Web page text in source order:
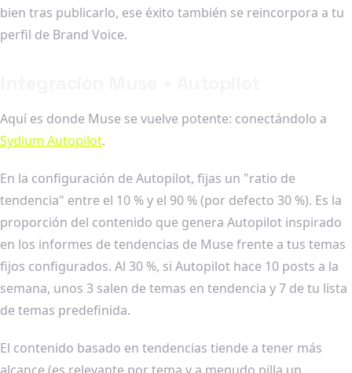
bien tras publicarlo, ese éxito también se reincorpora a tu
perfil de Brand Voice.
Aquí es donde Muse se vuelve potente: conectándolo a
Sydium Autopilot.
En la configuración de Autopilot, fijas un "ratio de
tendencia" entre el 10 % y el 90 % (por defecto 30 %). Es la
proporción del contenido que genera Autopilot inspirado
en los informes de tendencias de Muse frente a tus temas
fijos configurados. Al 30 %, si Autopilot hace 10 posts a la
semana, unos 3 salen de temas en tendencia y 7 de tu lista
de temas predefinida.
El contenido basado en tendencias tiende a tener más